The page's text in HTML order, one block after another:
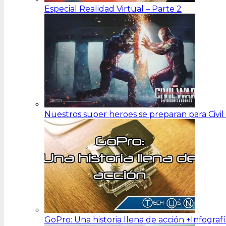
Especial Realidad Virtual – Parte 2
Nuestros super heroes se preparan para Civil
GoPro: Una historia llena de acción